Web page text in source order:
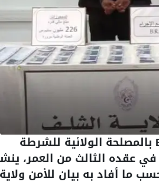
تمكنت شرطة الشلف ممثلة بفرقة قمع الاجرام BRB بالمصلحة الولائية للشرطة
عقده الثالث من العمر،
ما أفاد به بيان للأمن ولاية